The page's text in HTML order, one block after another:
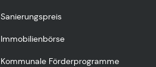
Sanierungspreis
Immobilienbörse
Kommunale Förderprogramme